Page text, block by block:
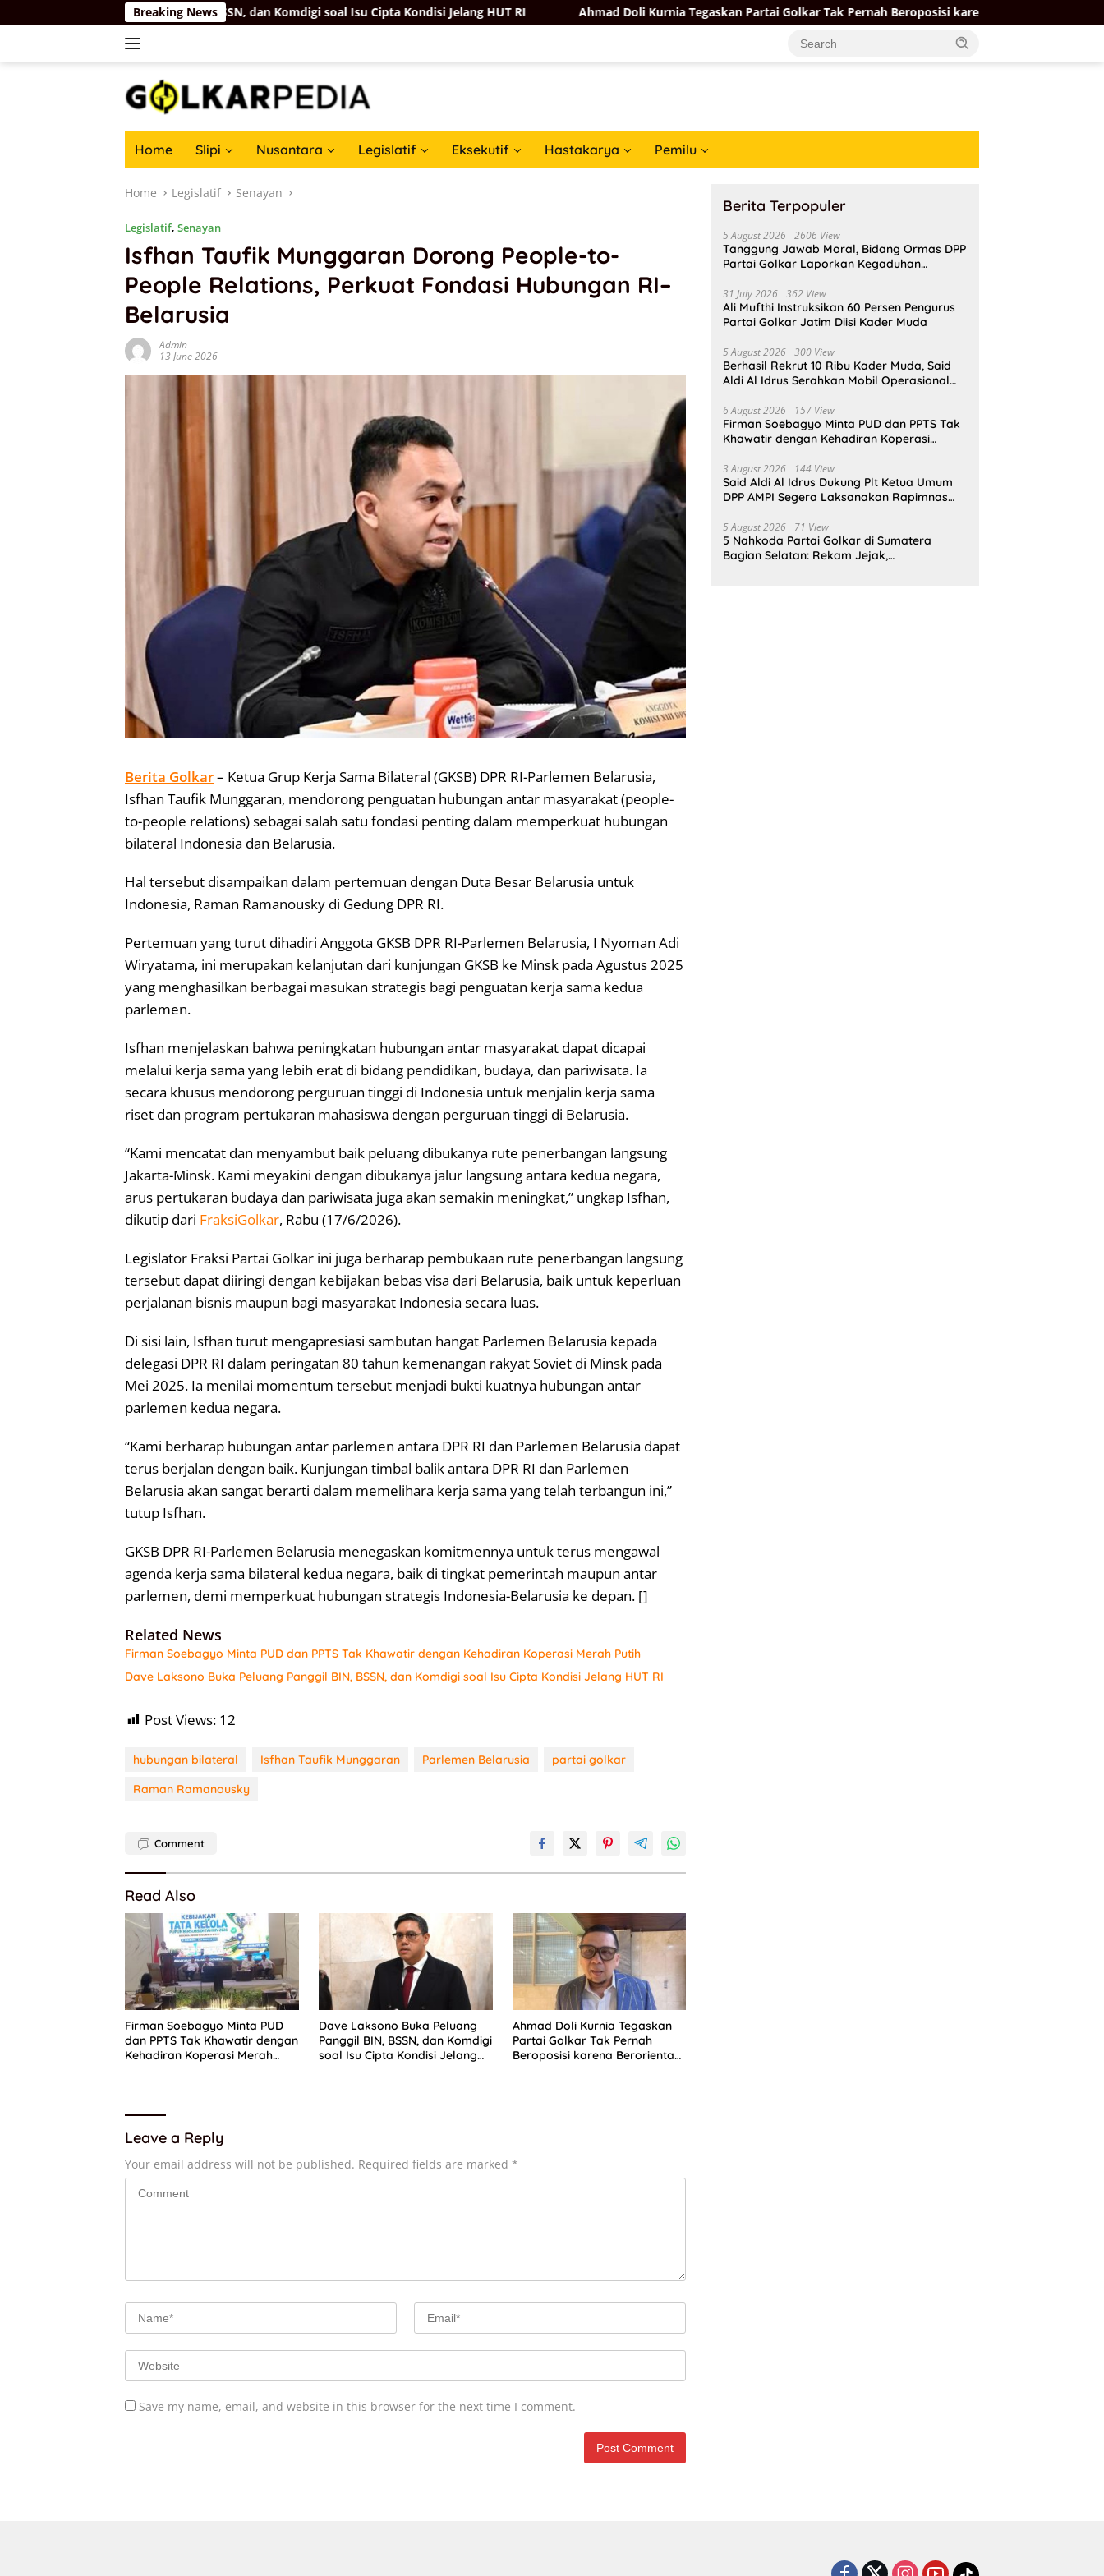
to
Breaking News
Peluang Panggil BIN, BSSN, dan Komdigi soal Isu Cipta Kondisi Jelang HUT RI Ahmad Doli Kurnia Tegaskan Partai Golkar Tak Pernah Beroposisi karena Berorientasi pada Pembangunan
Home Slipi Nusantara Legislatif Eksekutif Hastakarya Pemilu
Home Legislatif Senayan
Legislatif, Senayan
Isfhan Taufik Munggaran Dorong People-to-
People Relations, Perkuat Fondasi Hubungan RI–
Belarusia
Admin
13 June 2026
Berita Golkar– Ketua Grup Kerja Sama Bilateral (GKSB) DPR RI-Parlemen Belarusia,
Isfhan Taufik Munggaran, mendorong penguatan hubungan antar masyarakat (people-
to-people relations) sebagai salah satu fondasi penting dalam memperkuat hubungan
bilateral Indonesia dan Belarusia.
Hal tersebut disampaikan dalam pertemuan dengan Duta Besar Belarusia untuk
Indonesia, Raman Ramanousky di Gedung DPR RI.
Pertemuan yang turut dihadiri Anggota GKSB DPR RI-Parlemen Belarusia, I Nyoman Adi
Wiryatama, ini merupakan kelanjutan dari kunjungan GKSB ke Minsk pada Agustus 2025
yang menghasilkan berbagai masukan strategis bagi penguatan kerja sama kedua
parlemen.
Isfhan menjelaskan bahwa peningkatan hubungan antar masyarakat dapat dicapai
melalui kerja sama yang lebih erat di bidang pendidikan, budaya, dan pariwisata. Ia
secara khusus mendorong perguruan tinggi di Indonesia untuk menjalin kerja sama
riset dan program pertukaran mahasiswa dengan perguruan tinggi di Belarusia.
“Kami mencatat dan menyambut baik peluang dibukanya rute penerbangan langsung
Jakarta-Minsk. Kami meyakini dengan dibukanya jalur langsung antara kedua negara,
arus pertukaran budaya dan pariwisata juga akan semakin meningkat,” ungkap Isfhan,
dikutip dari FraksiGolkar, Rabu (17/6/2026).
Legislator Fraksi Partai Golkar ini juga berharap pembukaan rute penerbangan langsung
tersebut dapat diiringi dengan kebijakan bebas visa dari Belarusia, baik untuk keperluan
perjalanan bisnis maupun bagi masyarakat Indonesia secara luas.
Di sisi lain, Isfhan turut mengapresiasi sambutan hangat Parlemen Belarusia kepada
delegasi DPR RI dalam peringatan 80 tahun kemenangan rakyat Soviet di Minsk pada
Mei 2025. Ia menilai momentum tersebut menjadi bukti kuatnya hubungan antar
parlemen kedua negara.
“Kami berharap hubungan antar parlemen antara DPR RI dan Parlemen Belarusia dapat
terus berjalan dengan baik. Kunjungan timbal balik antara DPR RI dan Parlemen
Belarusia akan sangat berarti dalam memelihara kerja sama yang telah terbangun ini,”
tutup Isfhan.
GKSB DPR RI-Parlemen Belarusia menegaskan komitmennya untuk terus mengawal
agenda kerja sama bilateral kedua negara, baik di tingkat pemerintah maupun antar
parlemen, demi memperkuat hubungan strategis Indonesia-Belarusia ke depan. []
Related News
Firman Soebagyo Minta PUD dan PPTS Tak Khawatir dengan Kehadiran Koperasi Merah Putih
Dave Laksono Buka Peluang Panggil BIN, BSSN, dan Komdigi soal Isu Cipta Kondisi Jelang HUT RI
Post Views: 12
hubungan bilateral Isfhan Taufik Munggaran Parlemen Belarusia
partai golkar
Raman Ramanousky
Comment
Read Also
Firman Soebagyo Minta PUD
dan PPTS Tak Khawatir dengan
Kehadiran Koperasi Merah
Dave Laksono Buka Peluang
Panggil BIN, BSSN, dan Komdigi
soal Isu Cipta Kondisi Jelang
Ahmad Doli Kurnia Tegaskan
Partai Golkar Tak Pernah
Beroposisi karena Berorientasi
Leave a Reply
Your email address will not be published. Required fields are marked *
Save my name, email, and website in this browser for the next time I comment.
Berita Terpopuler
5 August 2026 2606 View
Tanggung Jawab Moral, Bidang Ormas DPP
Partai Golkar Laporkan Kegaduhan
31 July 2026 362 View
Ali Mufthi Instruksikan 60 Persen Pengurus
Partai Golkar Jatim Diisi Kader Muda
5 August 2026 300 View
Berhasil Rekrut 10 Ribu Kader Muda, Said
Aldi Al Idrus Serahkan Mobil Operasional
6 August 2026 157 View
Firman Soebagyo Minta PUD dan PPTS Tak
Khawatir dengan Kehadiran Koperasi
3 August 2026 144 View
Said Aldi Al Idrus Dukung Plt Ketua Umum
DPP AMPI Segera Laksanakan Rapimnas
5 August 2026 71 View
5 Nahkoda Partai Golkar di Sumatera
Bagian Selatan: Rekam Jejak,